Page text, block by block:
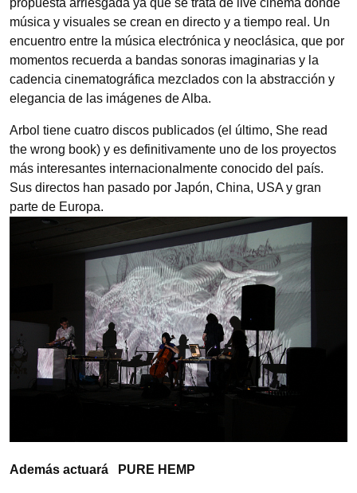
propuesta arriesgada ya que se trata de live cinema donde
música y visuales se crean en directo y a tiempo real. Un
encuentro entre la música electrónica y neoclásica, que por
momentos recuerda a bandas sonoras imaginarias y la
cadencia cinematográfica mezclados con la abstracción y
elegancia de las imágenes de Alba.
Arbol tiene cuatro discos publicados (el último, She read
the wrong book) y es definitivamente uno de los proyectos
más interesantes internacionalmente conocido del país.
Sus directos han pasado por Japón, China, USA y gran
parte de Europa.
Además actuará PURE HEMP